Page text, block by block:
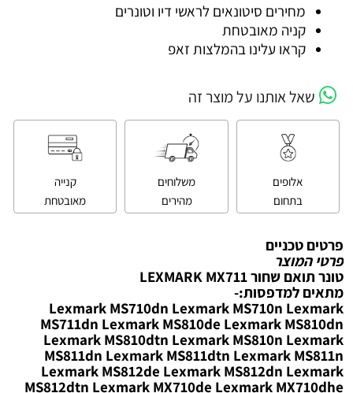
מחירים סיטונאים לראשי דיו וטונרים
קניה מאובטחת
קראו עלינו בהמלצות זאפ
שאל אותנו על מוצר זה
אלופים
בתחום
משלוחים
מהירים
קנייה
מאובטחת
פרטים טכניים
פרטי המוצר
טונר תואם שחור LEXMARK MX711
מתאים למדפסות:-
Lexmark MS710dn Lexmark MS710n Lexmark
MS711dn Lexmark MS810de Lexmark MS810dn
Lexmark MS810dtn Lexmark MS810n Lexmark
MS811dn Lexmark MS811dtn Lexmark MS811n
Lexmark MS812de Lexmark MS812dn Lexmark
MS812dtn Lexmark MX710de Lexmark MX710dhe